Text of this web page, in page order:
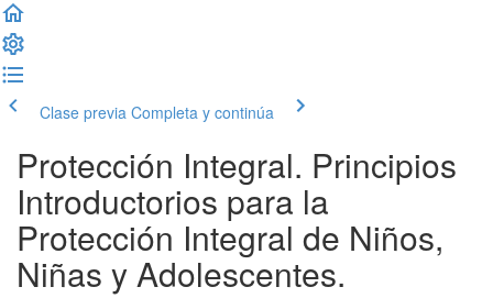
Clase previa Completa y continúa
Protección Integral. Principios
Introductorios para la
Protección Integral de Niños,
Niñas y Adolescentes.